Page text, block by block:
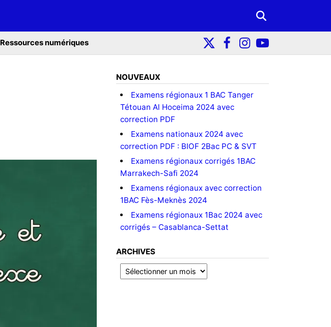
Ressources numériques
NOUVEAUX
Examens régionaux 1 BAC Tanger
Tétouan Al Hoceima 2024 avec
correction PDF
Examens nationaux 2024 avec
correction PDF : BIOF 2Bac PC & SVT
Examens régionaux corrigés 1BAC
Marrakech-Safi 2024
Examens régionaux avec correction
1BAC Fès-Meknès 2024
Examens régionaux 1Bac 2024 avec
corrigés – Casablanca-Settat
ARCHIVES